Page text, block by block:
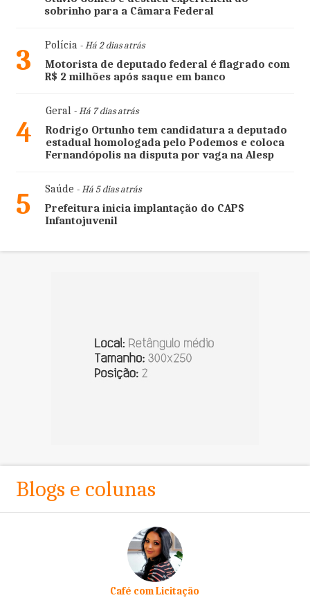
sobrinho para a Câmara Federal
3 Polícia- Há 2 dias atrás
Motorista de deputado federal é flagrado com
R$ 2 milhões após saque em banco
4
Geral- Há 7 dias atrás
Rodrigo Ortunho tem candidatura a deputado
estadual homologada pelo Podemos e coloca
Fernandópolis na disputa por vaga na Alesp
5 Saúde - Há 5 dias atrás
Prefeitura inicia implantação do CAPS
Infantojuvenil
Blogs e colunas
Café com Licitação